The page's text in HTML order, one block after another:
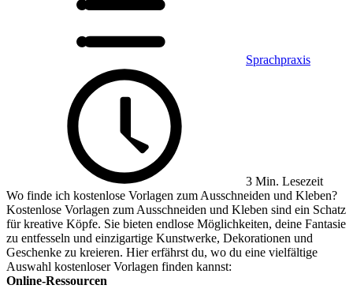
Sprachpraxis
3 Min. Lesezeit
Wo finde ich kostenlose Vorlagen zum Ausschneiden und Kleben?
Kostenlose Vorlagen zum Ausschneiden und Kleben sind ein Schatz
für kreative Köpfe. Sie bieten endlose Möglichkeiten, deine Fantasie
zu entfesseln und einzigartige Kunstwerke, Dekorationen und
Geschenke zu kreieren. Hier erfährst du, wo du eine vielfältige
Auswahl kostenloser Vorlagen finden kannst:
Online-Ressourcen